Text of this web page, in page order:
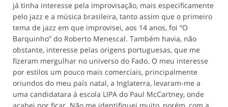
já tinha interesse pela improvisação, mais especificamente
pelo jazz e a música brasileira, tanto assim que o primeiro
tema de jazz em que improvisei, aos 14 anos, foi “O
Barquinho” do Roberto Menescal. Também havia, não
obstante, interesse pelas origens portuguesas, que me
fizeram mergulhar no universo do Fado. O meu interesse
por estilos um pouco mais comerciais, principalmente
oriundos do meu país natal, a Inglaterra, levaram-me a
uma candidatara à escola LIPA do Paul McCartney, onde